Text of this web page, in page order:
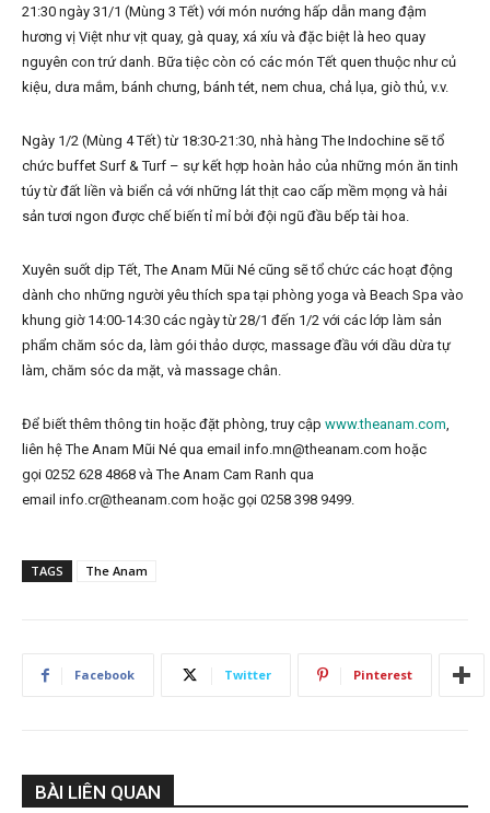
21:30 ngày 31/1 (Mùng 3 Tết) với món nướng hấp dẫn mang đậm
hương vị Việt như vịt quay, gà quay, xá xíu và đặc biệt là heo quay
nguyên con trứ danh. Bữa tiệc còn có các món Tết quen thuộc như củ
kiệu, dưa mắm, bánh chưng, bánh tét, nem chua, chả lụa, giò thủ, v.v.
Ngày 1/2 (Mùng 4 Tết) từ 18:30-21:30, nhà hàng The Indochine sẽ tổ
chức buffet Surf & Turf – sự kết hợp hoàn hảo của những món ăn tinh
túy từ đất liền và biển cả với những lát thịt cao cấp mềm mọng và hải
sản tươi ngon được chế biến tỉ mỉ bởi đội ngũ đầu bếp tài hoa.
Xuyên suốt dịp Tết, The Anam Mũi Né cũng sẽ tổ chức các hoạt động
dành cho những người yêu thích spa tại phòng yoga và Beach Spa vào
khung giờ 14:00-14:30 các ngày từ 28/1 đến 1/2 với các lớp làm sản
phẩm chăm sóc da, làm gói thảo dược, massage đầu với dầu dừa tự
làm, chăm sóc da mặt, và massage chân.
Để biết thêm thông tin hoặc đặt phòng, truy cập www.theanam.com,
liên hệ The Anam Mũi Né qua email info.mn@theanam.com hoặc
gọi 0252 628 4868 và The Anam Cam Ranh qua
email info.cr@theanam.com hoặc gọi 0258 398 9499.
TAGS The Anam
Facebook Twitter Pinterest
BÀI LIÊN QUAN